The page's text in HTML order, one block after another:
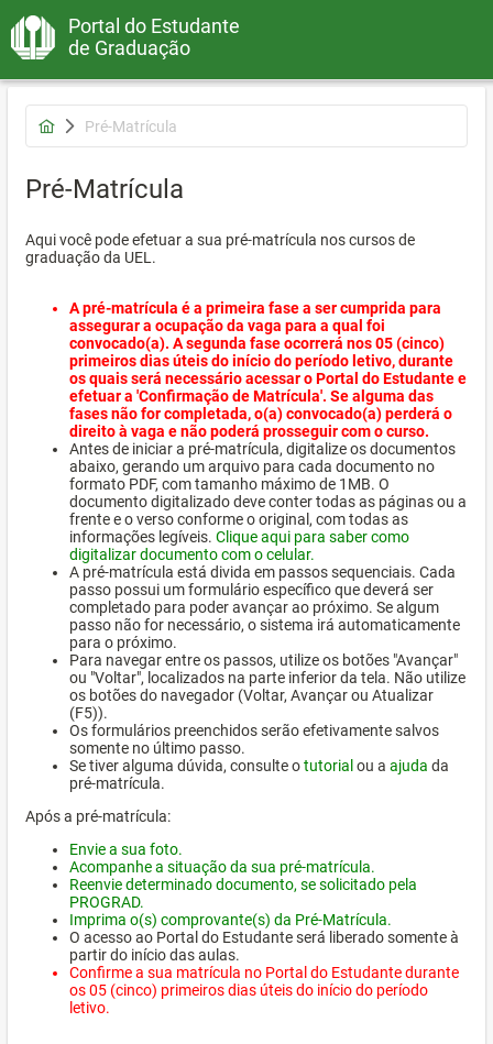
Portal do Estudante
de Graduação
Pré-Matrícula
Pré-Matrícula
Aqui você pode efetuar a sua pré-matrícula nos cursos de
graduação da UEL.
A pré-matrícula é a primeira fase a ser cumprida para
assegurar a ocupação da vaga para a qual foi
convocado(a). A segunda fase ocorrerá nos 05 (cinco)
primeiros dias úteis do início do período letivo, durante
os quais será necessário acessar o Portal do Estudante e
efetuar a 'Confirmação de Matrícula'. Se alguma das
fases não for completada, o(a) convocado(a) perderá o
direito à vaga e não poderá prosseguir com o curso.
Antes de iniciar a pré-matrícula, digitalize os documentos
abaixo, gerando um arquivo para cada documento no
formato PDF, com tamanho máximo de 1MB. O
documento digitalizado deve conter todas as páginas ou a
frente e o verso conforme o original, com todas as
informações legíveis. Clique aqui para saber como
digitalizar documento com o celular.
A pré-matrícula está divida em passos sequenciais. Cada
passo possui um formulário específico que deverá ser
completado para poder avançar ao próximo. Se algum
passo não for necessário, o sistema irá automaticamente
para o próximo.
Para navegar entre os passos, utilize os botões "Avançar"
ou "Voltar", localizados na parte inferior da tela. Não utilize
os botões do navegador (Voltar, Avançar ou Atualizar
(F5)).
Os formulários preenchidos serão efetivamente salvos
somente no último passo.
Se tiver alguma dúvida, consulte otutorial ou a ajuda da
pré-matrícula.
Após a pré-matrícula:
Envie a sua foto.
Acompanhe a situação da sua pré-matrícula.
Reenvie determinado documento, se solicitado pela
PROGRAD.
Imprima o(s) comprovante(s) da Pré-Matrícula.
O acesso ao Portal do Estudante será liberado somente à
partir do início das aulas.
Confirme a sua matrícula no Portal do Estudante durante
os 05 (cinco) primeiros dias úteis do início do período
letivo.